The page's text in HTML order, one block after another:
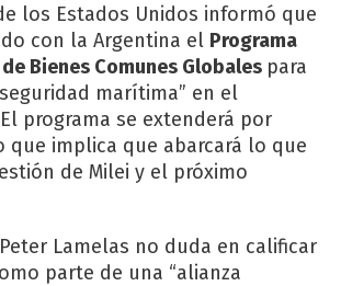
los Estados Unidos informó que
con la Argentina el Programa
Bienes Comunes Globales para
marítima” en el
programa se extenderá por
que implica que abarcará lo que
de Milei y el próximo
Lamelas no duda en calificar
parte de una “alianza